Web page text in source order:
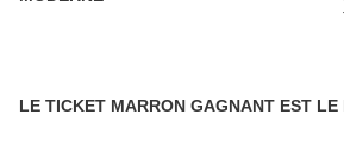
LE TICKET MARRON GAGNANT EST LE